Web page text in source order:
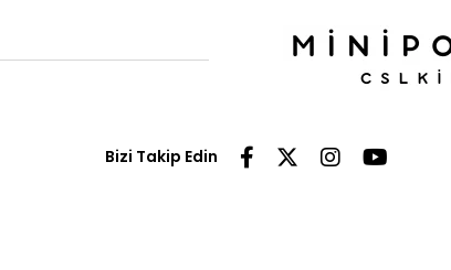
Bizi Takip Edin